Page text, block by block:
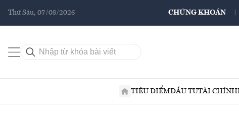
Thứ Sáu, 07/08/2026 CHỨNG KHOÁN
TIÊU ĐIỂMĐẦU TƯTÀI CHÍNH